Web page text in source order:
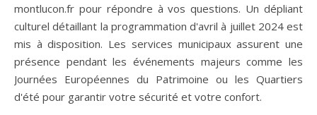
montlucon.fr pour répondre à vos questions. Un dépliant
culturel détaillant la programmation d'avril à juillet 2024 est
mis à disposition. Les services municipaux assurent une
présence pendant les événements majeurs comme les
Journées Européennes du Patrimoine ou les Quartiers
d'été pour garantir votre sécurité et votre confort.